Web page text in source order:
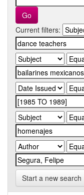
Current filters:
Start a new search